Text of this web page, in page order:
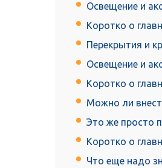
Освещение и
Коротко о
Перекрытия и
Освещение и
Коротко о
Можно ли
Это же просто
Коротко о
Что еще надо